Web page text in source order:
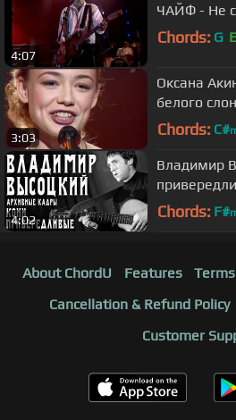
4:07
ЧАЙФ - Не
Chords: G E
3:03
Оксана
белого
Chords: C#
4:02
Владимир
выступления
Chords: F#
About ChordU Features
Cancellation & Refund Policy
Customer